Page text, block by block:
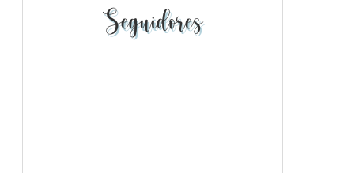
Seguidores